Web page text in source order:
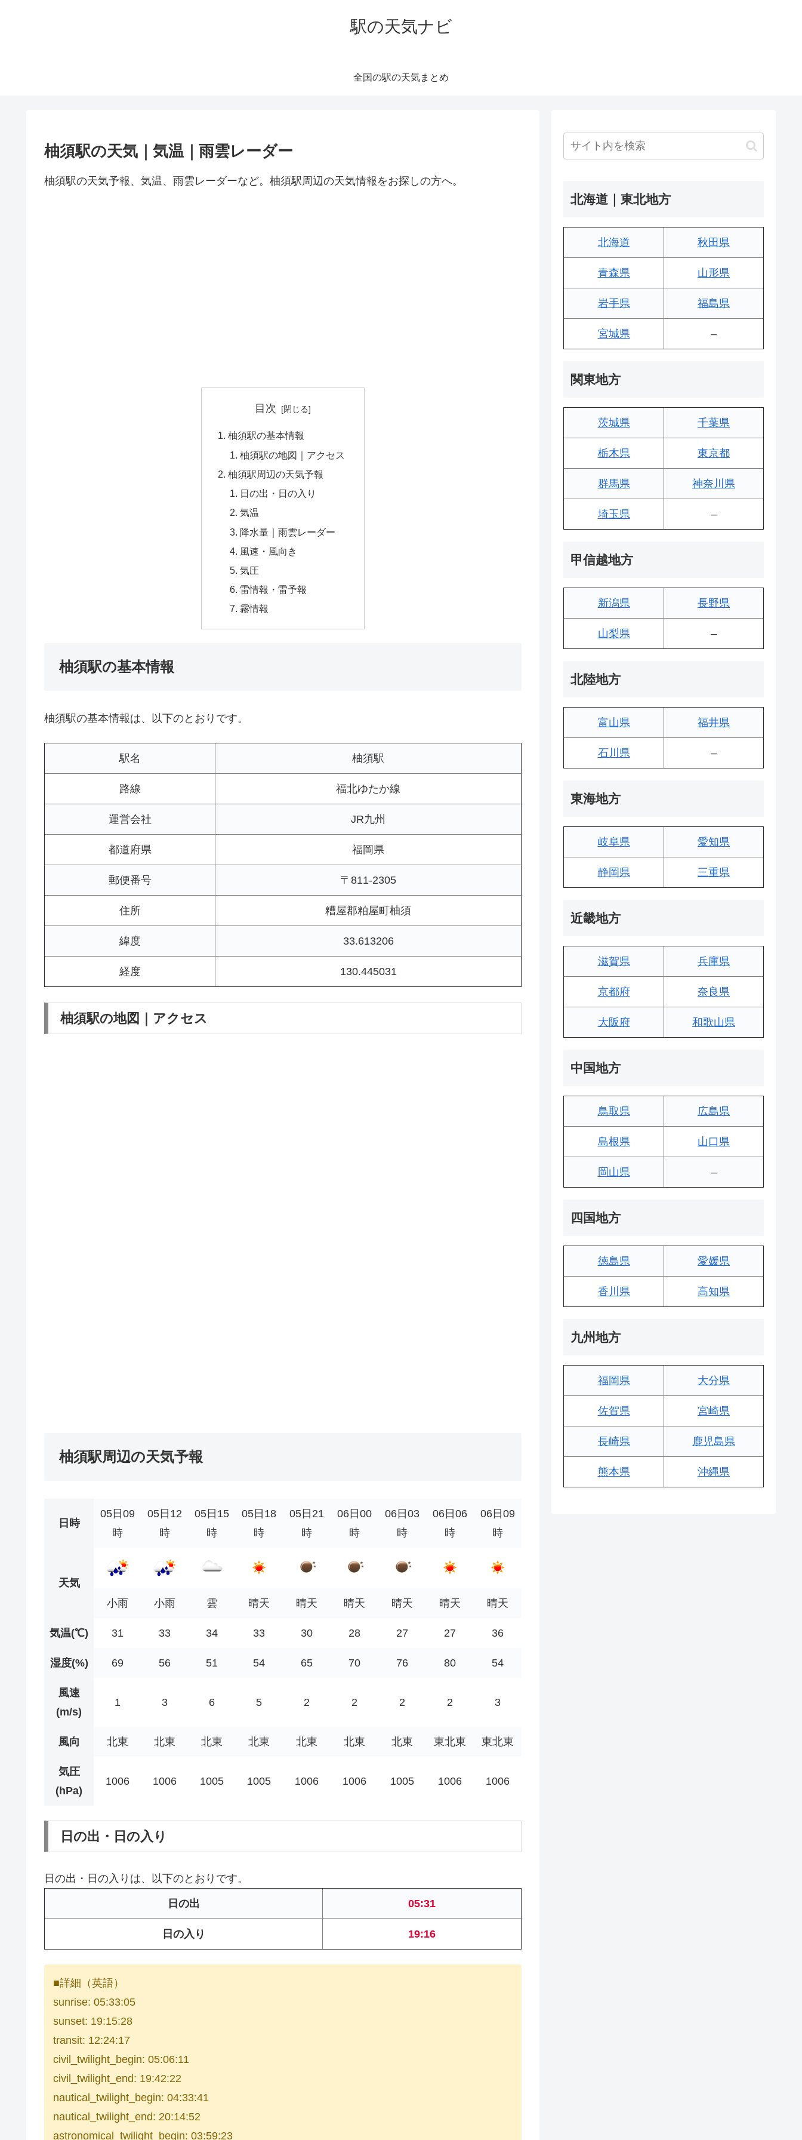
駅の天気ナビ
全国の駅の天気まとめ
柚須駅の天気｜気温｜雨雲レーダー
柚須駅の天気予報、気温、雨雲レーダーなど。柚須駅周辺の天気情報をお探しの方へ。
目次
柚須駅の基本情報
柚須駅の地図｜アクセス
柚須駅周辺の天気予報
日の出・日の入り
気温
降水量｜雨雲レーダー
風速・風向き
気圧
雷情報・雷予報
霧情報
柚須駅の基本情報
柚須駅の基本情報は、以下のとおりです。
駅名 柚須駅
路線 福北ゆたか線
運営会社 JR九州
都道府県 福岡県
郵便番号 〒811-2305
住所 糟屋郡粕屋町柚須
緯度 33.613206
経度 130.445031
柚須駅の地図｜アクセス
柚須駅周辺の天気予報
日時
05日09
時
05日12
時
05日15
時
05日18
時
05日21
時
06日00
時
06日03
時
06日06
時
06日09
時
天気
小雨
小雨 雲 晴天 晴天 晴天 晴天 晴天 晴天
気温(℃) 31 33 34 33 30 28 27 27 36
湿度(%) 69 56 51 54 65 70 76 80 54
風速
(m/s)
1 3 6 5 2 2 2 2 3
風向 北東 北東 北東 北東 北東 北東 北東 東北東 東北東
気圧
(hPa)
1006 1006 1005 1005 1006 1006 1005 1006 1006
日の出・日の入り
日の出・日の入りは、以下のとおりです。
日の出 05:31
日の入り 19:16
■詳細（英語）
sunrise: 05:33:05
sunset: 19:15:28
transit: 12:24:17
civil_twilight_begin: 05:06:11
civil_twilight_end: 19:42:22
nautical_twilight_begin: 04:33:41
nautical_twilight_end: 20:14:52
astronomical_twilight_begin: 03:59:23
北海道｜東北地方
北海道 秋田県
青森県 山形県
岩手県 福島県
宮城県 –
関東地方
茨城県 千葉県
栃木県 東京都
群馬県 神奈川県
埼玉県 –
甲信越地方
新潟県 長野県
山梨県 –
北陸地方
富山県 福井県
石川県 –
東海地方
岐阜県 愛知県
静岡県 三重県
近畿地方
滋賀県 兵庫県
京都府 奈良県
大阪府 和歌山県
中国地方
鳥取県 広島県
島根県 山口県
岡山県 –
四国地方
徳島県 愛媛県
香川県 高知県
九州地方
福岡県 大分県
佐賀県 宮崎県
長崎県 鹿児島県
熊本県 沖縄県